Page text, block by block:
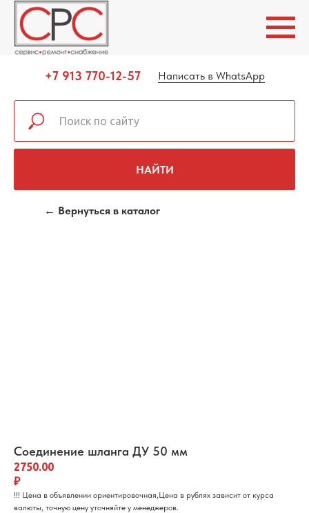
+7 913 770-12-57 Написать в WhatsApp
НАЙТИ
← Вернуться в каталог
Соединение шланга ДУ 50 мм
2750.00
₽
!!! Цена в объявлении ориентировочная,Цена в рублях зависит от курса
валюты, точную цену уточняйте у менеджеров.